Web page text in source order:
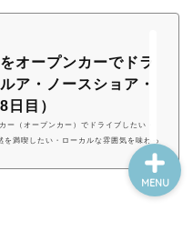
オープンカーでドラ
ア・ノースショア・
日目）
ー（オープンカー）でドライブしたい・
を満喫したい・ローカルな雰囲気を味わっ
レンタカーを借りに行く１０：３０ カ
でパンケーキを食べる１３：００ カイ
：００ エフカイビーチパーク１６：０MENU
旅行（海外）
くん 役立さん